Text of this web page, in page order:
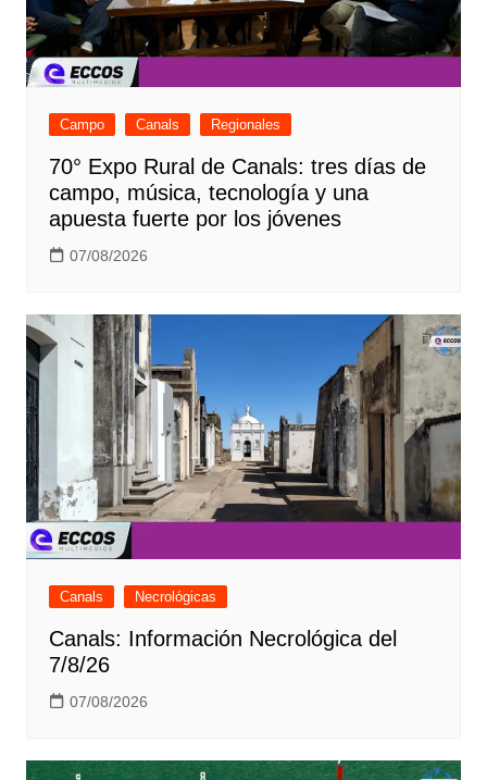
Campo Canals Regionales
70° Expo Rural de Canals: tres días de
campo, música, tecnología y una
apuesta fuerte por los jóvenes
07/08/2026
Canals Necrológicas
Canals: Información Necrológica del
7/8/26
07/08/2026